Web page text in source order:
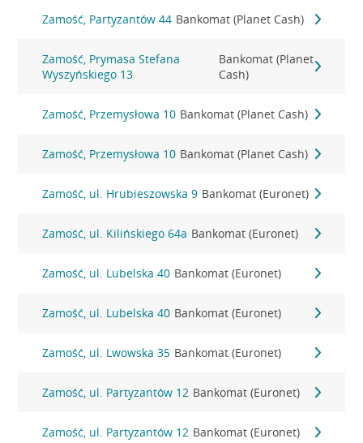
Zamość, Partyzantów 44 Bankomat (Planet Cash)
Zamość, Prymasa Stefana
Wyszyńskiego 13
Bankomat (Planet
Cash)
Zamość, Przemysłowa 10 Bankomat (Planet Cash)
Zamość, Przemysłowa 10 Bankomat (Planet Cash)
Zamość, ul. Hrubieszowska 9 Bankomat (Euronet)
Zamość, ul. Kilińskiego 64a Bankomat (Euronet)
Zamość, ul. Lubelska 40 Bankomat (Euronet)
Zamość, ul. Lubelska 40 Bankomat (Euronet)
Zamość, ul. Lwowska 35 Bankomat (Euronet)
Zamość, ul. Partyzantów 12 Bankomat (Euronet)
Zamość, ul. Partyzantów 12 Bankomat (Euronet)